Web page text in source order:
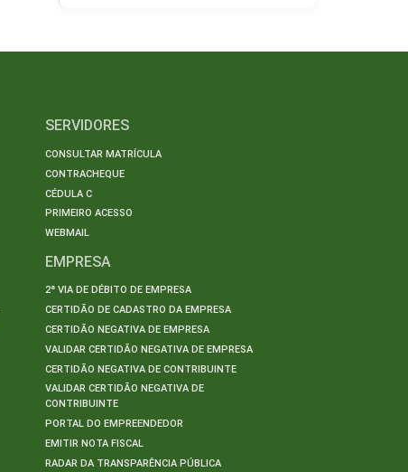
SERVIDORES
CONSULTAR MATRÍCULA
CONTRACHEQUE
CÉDULA C
PRIMEIRO ACESSO
WEBMAIL
EMPRESA
2ª VIA DE DÉBITO DE EMPRESA
CERTIDÃO DE CADASTRO DA EMPRESA
CERTIDÃO NEGATIVA DE EMPRESA
VALIDAR CERTIDÃO NEGATIVA DE EMPRESA
CERTIDÃO NEGATIVA DE CONTRIBUINTE
VALIDAR CERTIDÃO NEGATIVA DE
CONTRIBUINTE
PORTAL DO EMPREENDEDOR
EMITIR NOTA FISCAL
RADAR DA TRANSPARÊNCIA PÚBLICA